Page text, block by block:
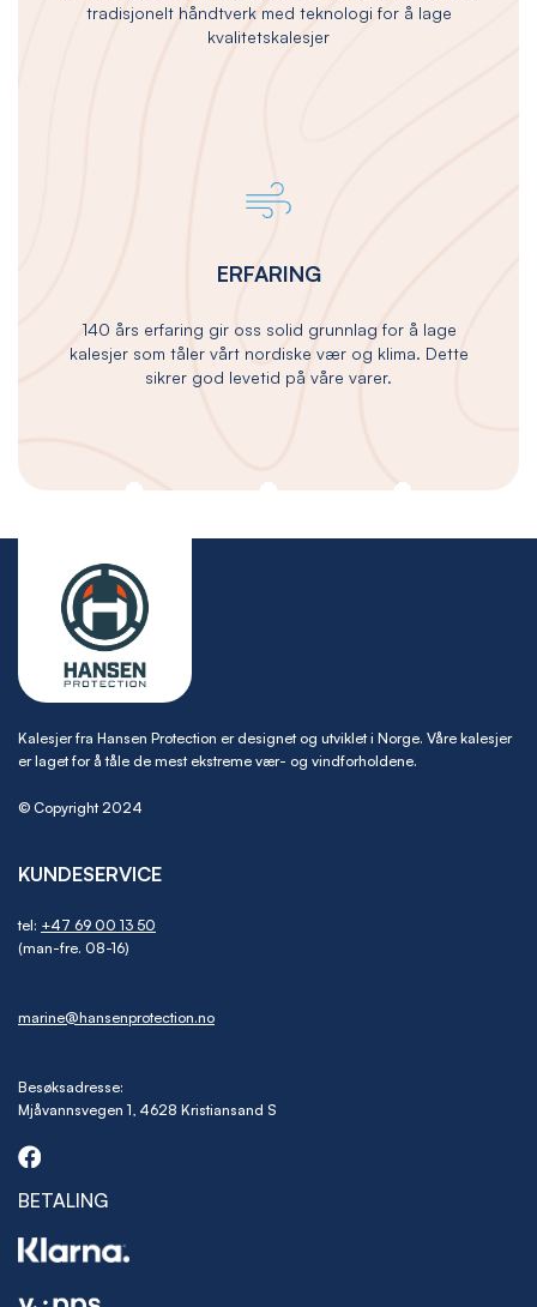
tradisjonelt håndtverk med teknologi for å lage
kvalitetskalesjer
ERFARING
140 års erfaring gir oss solid grunnlag for å lage
kalesjer som tåler vårt nordiske vær og klima. Dette
sikrer god levetid på våre varer.
Kalesjer fra Hansen Protection er designet og utviklet i Norge. Våre kalesjer
er laget for å tåle de mest ekstreme vær- og vindforholdene.
© Copyright 2024
KUNDESERVICE
tel: +47 69 00 13 50
(man-fre. 08-16)
marine@hansenprotection.no
Besøksadresse:
Mjåvannsvegen 1, 4628 Kristiansand S
BETALING